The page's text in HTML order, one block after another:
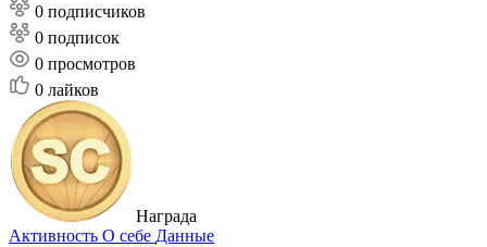
0 подписчиков
0 подписок
0 просмотров
0 лайков
Награда
Активность О себе Данные